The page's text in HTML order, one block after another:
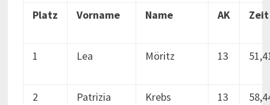
Platz Vorname Name AK Zeit
1 Lea Möritz 13
2 Patrizia Krebs 13